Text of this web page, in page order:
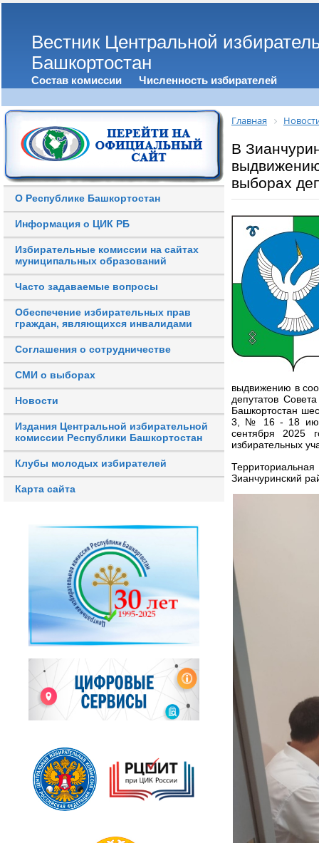
Вестник Центральной
Башкортостан
Состав комиссии Численность избирателей
О Республике Башкортостан
Информация о ЦИК РБ
Избирательные комиссии на сайтах
муниципальных образований
Часто задаваемые вопросы
Обеспечение избирательных прав
граждан, являющихся инвалидами
Соглашения о сотрудничестве
СМИ о выборах
Новости
Издания Центральной избирательной
комиссии Республики Башкортостан
Клубы молодых избирателей
Карта сайта
Главная
В
выборах
выдвижению в
депутатов
Башкортостан
3, № 16 - 18
сентября 2025
избирательных
Зианчуринский